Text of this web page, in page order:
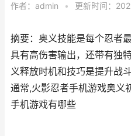
作者： admin • 更新时间：
摘要：奥义技能是每个忍者
具有高伤害输出，还带有独
义释放时机和技巧是提升战
通常,火影忍者手机游戏奥义
手机游戏有哪些